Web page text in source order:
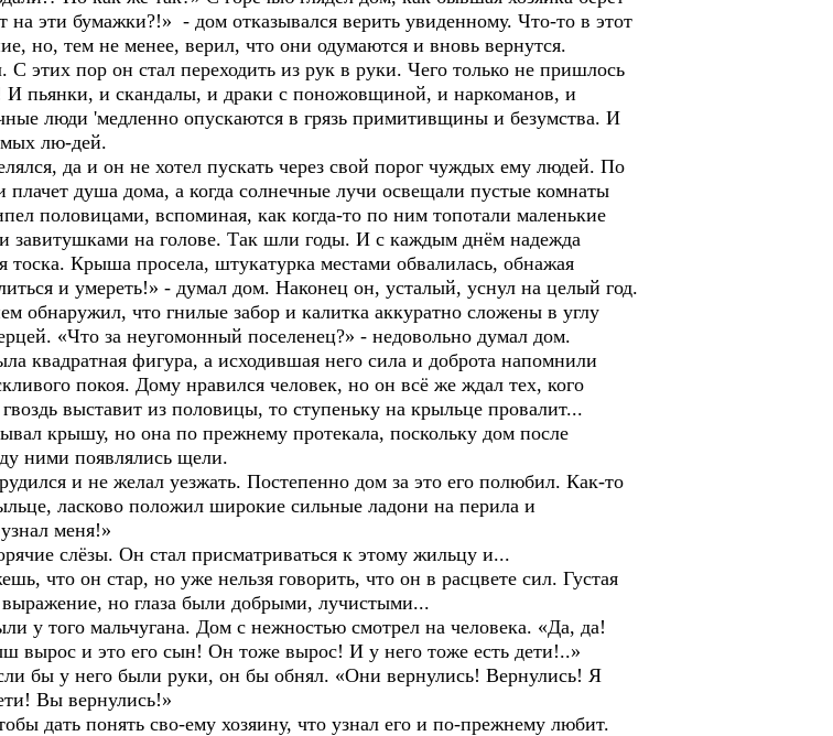
эти бумажки?!» - дом отказывался верить увиденному. Что-то в этот
но, тем не менее, верил, что они одумаются и вновь вернутся.
этих пор он стал переходить из рук в руки. Чего только не пришлось
И пьянки, и скандалы, и драки с поножовщиной, и наркоманов, и
люди 'медленно опускаются в грязь примитивщины и безумства. И
лю-дей.
да и он не хотел пускать через свой порог чуждых ему людей. По
душа дома, а когда солнечные лучи освещали пустые комнаты
половицами, вспоминая, как когда-то по ним топотали маленькие
завитушками на голове. Так шли годы. И с каждым днём надежда
Крыша просела, штукатурка местами обвалилась, обнажая
и умереть!» - думал дом. Наконец он, усталый, уснул на целый год.
обнаружил, что гнилые забор и калитка аккуратно сложены в углу
«Что за неугомонный поселенец?» - недовольно думал дом.
квадратная фигура, а исходившая него сила и доброта напомнили
покоя. Дому нравился человек, но он всё же ждал тех, кого
выставит из половицы, то ступеньку на крыльце провалит...
крышу, но она по прежнему протекала, поскольку дом после
ними появлялись щели.
и не желал уезжать. Постепенно дом за это его полюбил. Как-то
ласково положил широкие сильные ладони на перила и
меня!»
слёзы. Он стал присматриваться к этому жильцу и...
что он стар, но уже нельзя говорить, что он в расцвете сил. Густая
но глаза были добрыми, лучистыми...
у того мальчугана. Дом с нежностью смотрел на человека. «Да, да!
вырос и это его сын! Он тоже вырос! И у него тоже есть дети!..»
бы у него были руки, он бы обнял. «Они вернулись! Вернулись! Я
Вы вернулись!»
дать понять сво-ему хозяину, что узнал его и по-прежнему любит.